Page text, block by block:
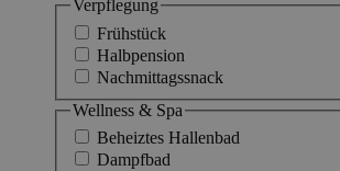
Verpflegung
Frühstück
Halbpension
Nachmittagssnack
Wellness & Spa
Beheiztes Hallenbad
Dampfbad